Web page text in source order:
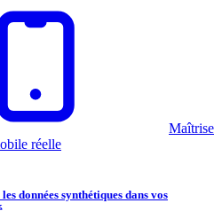
Maîtrise
réelle
données synthétiques dans vos